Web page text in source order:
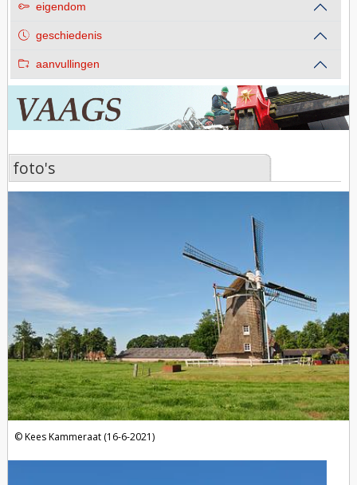
eigendom
geschiedenis
aanvullingen
foto's
Kees Kammeraat (16-6-2021)